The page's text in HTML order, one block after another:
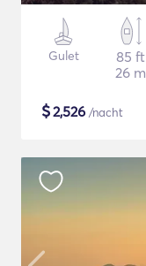
Gulet
85 ft
26 m
$2,526 /nacht